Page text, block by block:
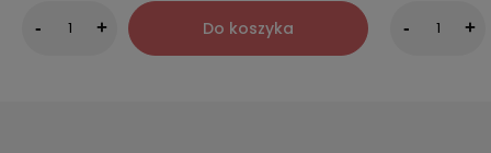
- + Do koszyka - +